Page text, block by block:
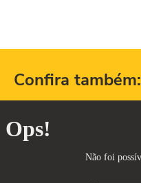
Confira também: